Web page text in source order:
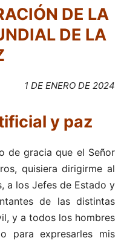
DE LA
DE LA
1 DE ENERO DE 2024
y paz
de gracia que el Señor
quisiera dirigirme al
a los Jefes de Estado y
de las distintas
y a todos los hombres
para expresarles mis